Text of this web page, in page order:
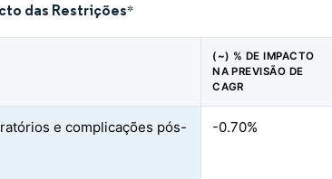
das Restrições*
(~) % DE IMPACTO
NA PREVISÃO DE
CAGR
e complicações pós-
-0.70%